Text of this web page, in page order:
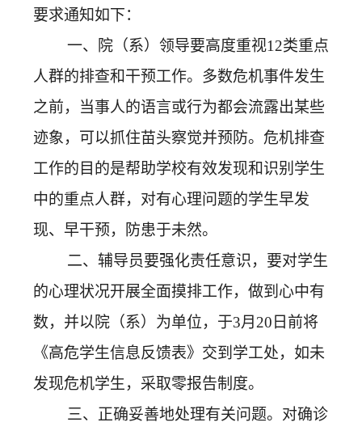
要求通知如下：
一、院（系）领导要高度重视12类重点
人群的排查和干预工作。多数危机事件发生
之前，当事人的语言或行为都会流露出某些
迹象，可以抓住苗头察觉并预防。危机排查
工作的目的是帮助学校有效发现和识别学生
中的重点人群，对有心理问题的学生早发
现、早干预，防患于未然。
二、辅导员要强化责任意识，要对学生
的心理状况开展全面摸排工作，做到心中有
数，并以院（系）为单位，于3月20日前将
《高危学生信息反馈表》交到学工处， 如未
发现危机学生，采取零报告制度。
三、正确妥善地处理有关问题。对确诊